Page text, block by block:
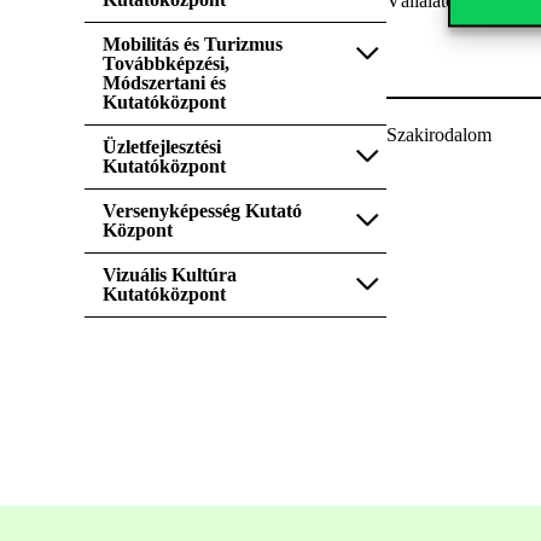
Mobilitás és Turizmus
Továbbképzési,
Módszertani és
Kutatóközpont
Üzletfejlesztési
Kutatóközpont
Versenyképesség Kutató
Központ
Vizuális Kultúra
Kutatóközpont
Szakirodalom